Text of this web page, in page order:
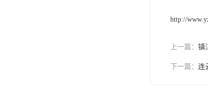
http://
上一篇： 镇
下一篇： 连